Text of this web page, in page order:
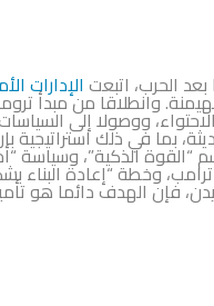
الحرب، اتبعتالإدارات
وانطلاقا من مبدأ
ووصولا إلى السياسات
بما في ذلك استراتيجية
“القوة الذكية”، وسياسة
ترامب، وخطة “إعادة البناء
فإن الهدف دائما هو